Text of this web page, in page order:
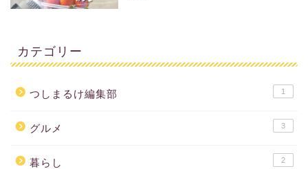
カテゴリー
つしまるけ編集部 1
グルメ 3
暮らし 2